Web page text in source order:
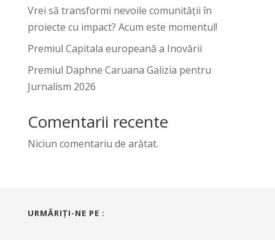
Vrei să transformi nevoile comunității în
proiecte cu impact? Acum este momentul!
Premiul Capitala europeană a Inovării
Premiul Daphne Caruana Galizia pentru
Jurnalism 2026
Comentarii recente
Niciun comentariu de arătat.
URMĂRIŢI-NE PE :